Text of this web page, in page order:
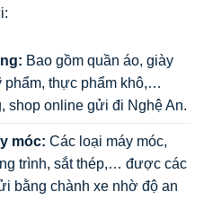
Bao gồm quần áo, giày
phẩm, thực phẩm khô,…
online gửi đi Nghệ An.
móc: Các loại máy móc,
trình, sắt thép,… được các
bằng chành xe nhờ độ an